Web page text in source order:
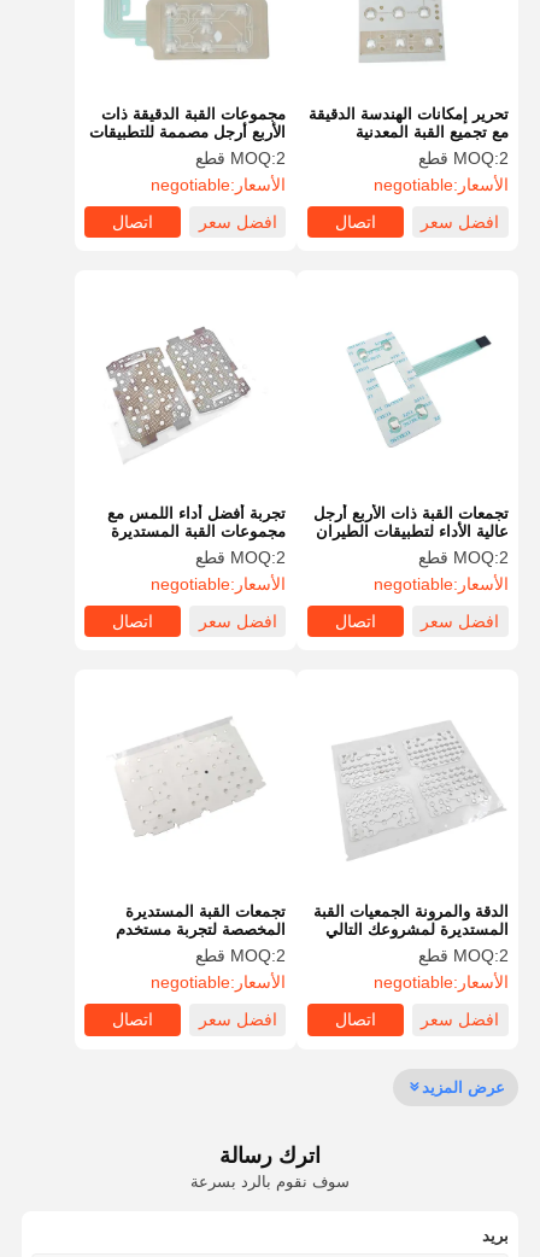
جولة في
المصنع
مراقبة الجودة اتصل بنا أخبار
تحرير إمكانات الهندسة الدقيقة
مع تجميع القبة المعدنية
للإلكترونيات
MOQ:2 قطع
الأسعار:negotiable
افضل سعر
اتصال
مجموعات القبة الدقيقة ذات
الأربع أرجل مصممة للتطبيقات
السيارية والطبية
MOQ:2 قطع
الأسعار:negotiable
افضل سعر
اتصال
تجمعات القبة ذات الأربع أرجل
عالية الأداء لتطبيقات الطيران
والفضاء والسيارات
MOQ:2 قطع
الأسعار:negotiable
افضل سعر
اتصال
تجربة أفضل أداء اللمس مع
مجموعات القبة المستديرة
MOQ:2 قطع
الأسعار:negotiable
افضل سعر
اتصال
الدقة والمرونة الجمعيات القبة
المستديرة لمشروعك التالي
MOQ:2 قطع
الأسعار:negotiable
افضل سعر
اتصال
تجمعات القبة المستديرة
المخصصة لتجربة مستخدم
قابلة للتخصيص
MOQ:2 قطع
الأسعار:negotiable
افضل سعر
اتصال
عرض المزيد
اترك رسالة
سوف نقوم بالرد بسرعة
بريد